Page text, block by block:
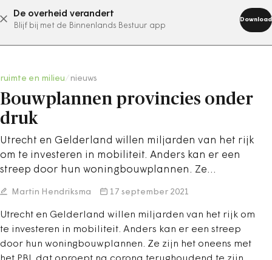
De overheid verandert
Blijf bij met de Binnenlands Bestuur app
Download
abonneer nu
ruimte en milieu nieuws
Bouwplannen provincies onder
druk
Utrecht en Gelderland willen miljarden van het rijk
om te investeren in mobiliteit. Anders kan er een
streep door hun woningbouwplannen. Ze…
Martin Hendriksma 17 september 2021
Utrecht en Gelderland willen miljarden van het rijk om
te investeren in mobiliteit. Anders kan er een streep
door hun woningbouwplannen. Ze zijn het oneens met